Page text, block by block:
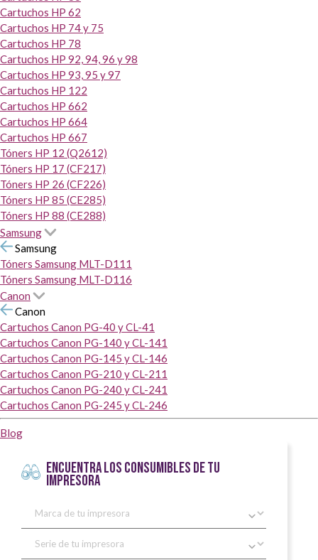
Cartuchos HP 62
Cartuchos HP 74 y 75
Cartuchos HP 78
Cartuchos HP 92, 94, 96 y 98
Cartuchos HP 93, 95 y 97
Cartuchos HP 122
Cartuchos HP 662
Cartuchos HP 664
Cartuchos HP 667
Tóners HP 12 (Q2612)
Tóners HP 17 (CF217)
Tóners HP 26 (CF226)
Tóners HP 85 (CE285)
Tóners HP 88 (CE288)
Samsung
Samsung
Tóners Samsung MLT-D111
Tóners Samsung MLT-D116
Canon
Canon
Cartuchos Canon PG-40 y CL-41
Cartuchos Canon PG-140 y CL-141
Cartuchos Canon PG-145 y CL-146
Cartuchos Canon PG-210 y CL-211
Cartuchos Canon PG-240 y CL-241
Cartuchos Canon PG-245 y CL-246
Blog
ENCUENTRA LOS CONSUMIBLES DE TU
IMPRESORA